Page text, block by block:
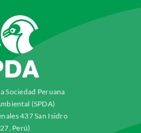
Sociedad Peruana
(SPDA)
437 San Isidro
Perú)